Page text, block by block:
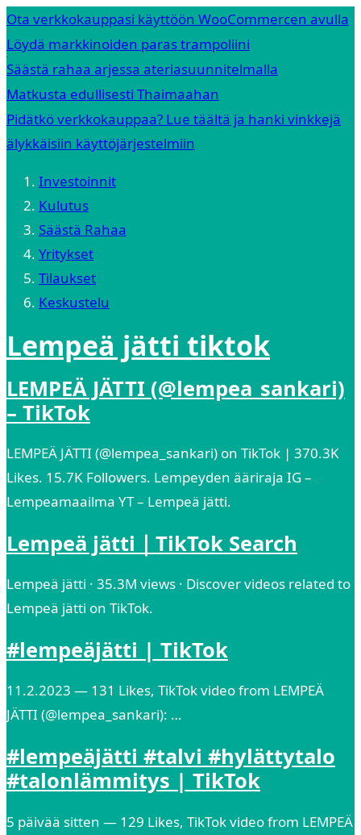
Ota verkkokauppasi käyttöön WooCommercen avulla
Löydä markkinoiden paras trampoliini
Säästä rahaa arjessa ateriasuunnitelmalla
Matkusta edullisesti Thaimaahan
Pidätkö verkkokauppaa? Lue täältä ja hanki vinkkejä
älykkäisiin käyttöjärjestelmiin
Investoinnit
Kulutus
Säästä Rahaa
Yritykset
Tilaukset
Keskustelu
Lempeä jätti tiktok
LEMPEÄ JÄTTI (@lempea_sankari)
– TikTok
LEMPEÄ JÄTTI (@lempea_sankari) on TikTok | 370.3K
Likes. 15.7K Followers. Lempeyden ääriraja IG –
Lempeamaailma YT – Lempeä jätti.
Lempeä jätti｜TikTok Search
Lempeä jätti · 35.3M views · Discover videos related to
Lempeä jätti on TikTok.
#lempeäjätti | TikTok
11.2.2023 — 131 Likes, TikTok video from LEMPEÄ
JÄTTI (@lempea_sankari): …
#lempeäjätti #talvi #hylättytalo
#talonlämmitys | TikTok
5 päivää sitten — 129 Likes, TikTok video from LEMPEÄ